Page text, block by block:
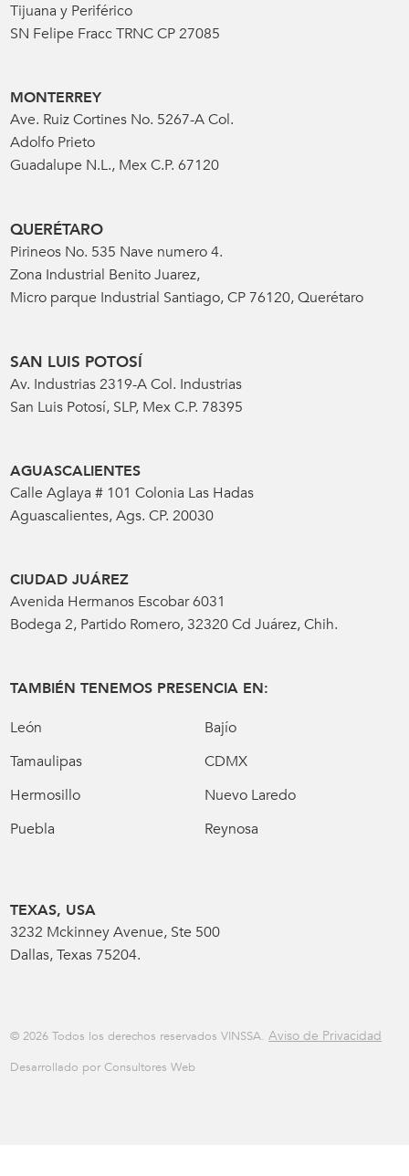
Tijuana y Periférico
SN Felipe Fracc TRNC CP 27085
MONTERREY
Ave. Ruiz Cortines No. 5267-A Col.
Adolfo Prieto
Guadalupe N.L., Mex C.P. 67120
QUERÉTARO
Pirineos No. 535 Nave numero 4.
Zona Industrial Benito Juarez,
Micro parque Industrial Santiago, CP 76120, Querétaro
SAN LUIS POTOSÍ
Av. Industrias 2319-A Col. Industrias
San Luis Potosí, SLP, Mex C.P. 78395
AGUASCALIENTES
Calle Aglaya # 101 Colonia Las Hadas
Aguascalientes, Ags. CP. 20030
CIUDAD JUÁREZ
Avenida Hermanos Escobar 6031
Bodega 2, Partido Romero, 32320 Cd Juárez, Chih.
TAMBIÉN TENEMOS PRESENCIA EN:
León
Bajío
Tamaulipas
CDMX
Hermosillo
Nuevo Laredo
Puebla
Reynosa
TEXAS, USA
3232 Mckinney Avenue, Ste 500
Dallas, Texas 75204.
© 2026 Todos los derechos reservados VINSSA.Aviso de Privacidad
Desarrollado por Consultores Web